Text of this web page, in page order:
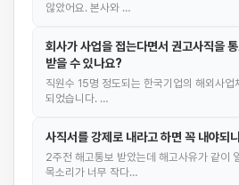
않았어요. 본사와 …
회사가 사업을 접는다면서 권고사직을
받을 수 있나요?
직원수 15명 정도되는 한국기업의 해외사
되었습니다. …
사직서를 강제로 내라고 하면 꼭 내야되
2주전 해고통보 받았는데 해고사유가 같이
목소리가 너무 작다…